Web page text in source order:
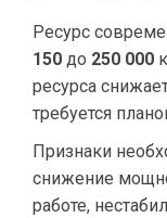
Ресурс
150 до 250 000
ресурса
требуется
Признаки
снижение
работе,